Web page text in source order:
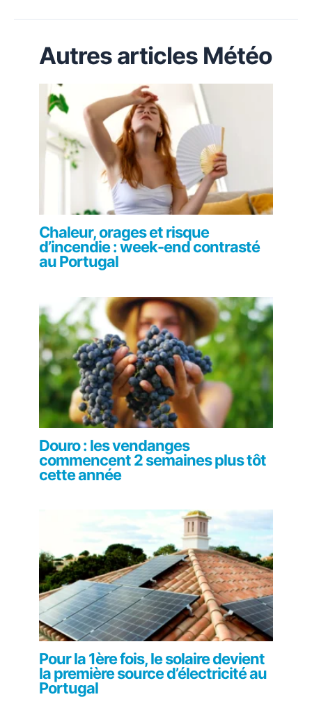
Autres articles Météo
Chaleur, orages et risque
d’incendie : week-end contrasté
au Portugal
Douro : les vendanges
commencent 2 semaines plus tôt
cette année
Pour la 1ère fois, le solaire devient
la première source d’électricité au
Portugal